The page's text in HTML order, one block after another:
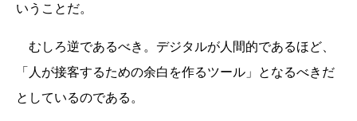
いうことだ。
むしろ逆であるべき。デジタルが人間的であるほど、
「人が接客するための余白を作るツール」となるべきだ
としているのである。